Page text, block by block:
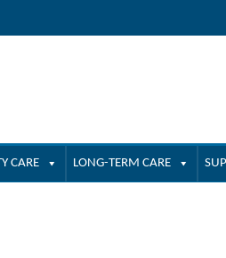
CARE LONG-TERM CARE